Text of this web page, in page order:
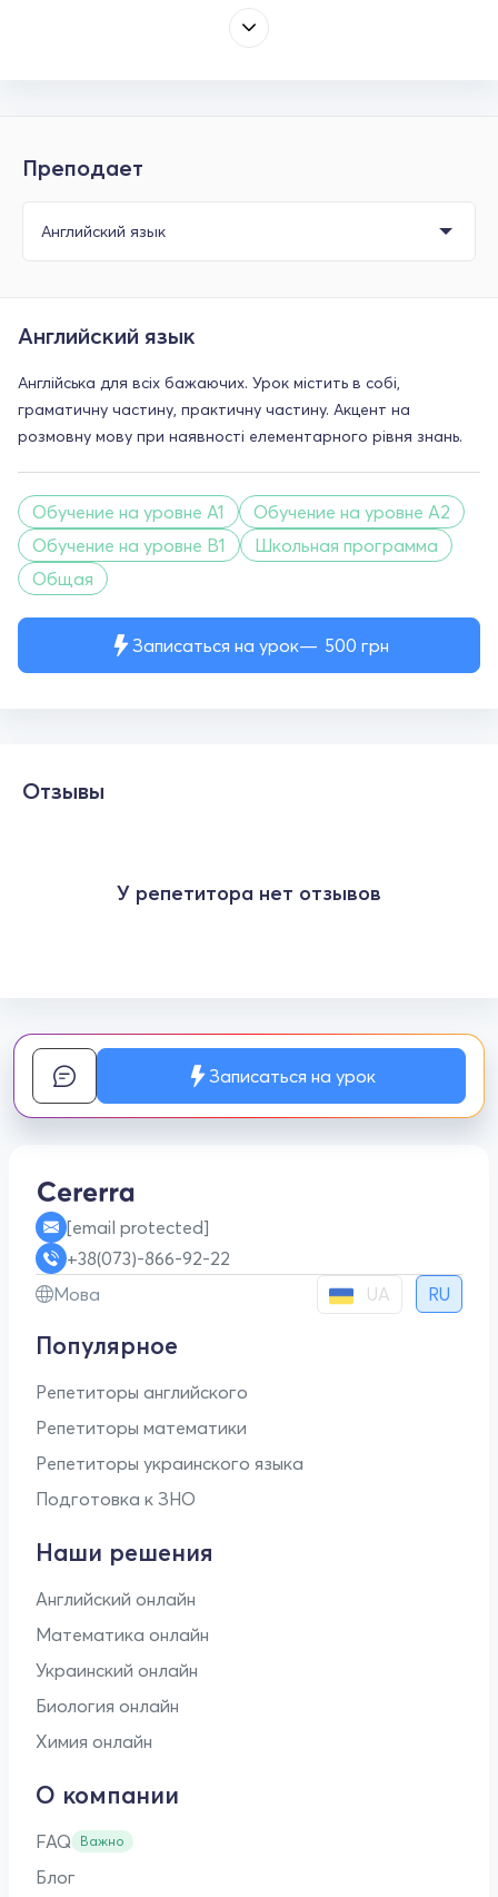
Преподает
Записаться на урок 500 грн
Английский язык
Англійська для всіх бажаючих. Урок містить в собі,
граматичну частину, практичну частину. Акцент на
розмовну мову при наявності елементарного рівня знань.
Обучение на уровне A1
Обучение на уровне A2
Обучение на уровне B1
Школьная программа
Общая
Отзывы
У репетитора нет отзывов
Записаться на урок
[email protected]
+38(073)-866-92-22
Мова
UA RU
Популярное
Репетиторы английского
Репетиторы математики
Репетиторы украинского языка
Подготовка к ЗНО
Наши решения
Английский онлайн
Математика онлайн
Украинский онлайн
Биология онлайн
Химия онлайн
О компании
FAQ Важно
Блог